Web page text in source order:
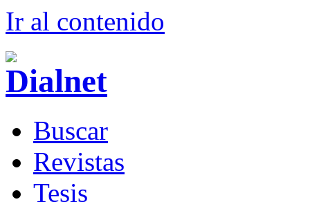
Ir al contenido
Buscar
Revistas
Tesis